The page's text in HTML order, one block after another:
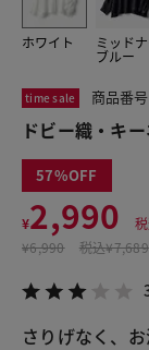
ホワイト ミッド
ブルー
time sale 商品番
ドビー織・キ
57
¥2,990
¥6,990 税込¥7,689
さりげなく、
この商品をシ